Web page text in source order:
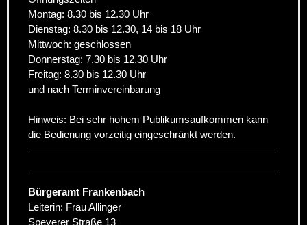
Montag: 8.30 bis 12.30 Uhr
Dienstag: 8.30 bis 12.30, 14 bis 18 Uhr
Mittwoch: geschlossen
Donnerstag: 7.30 bis 12.30 Uhr
Freitag: 8.30 bis 12.30 Uhr
und nach Terminvereinbarung
Hinweis: Bei sehr hohem Publikumsaufkommen kann
die Bedienung vorzeitig eingeschränkt werden.
Bürgeramt Frankenbach
Leiterin: Frau Allinger
Speyerer Straße 13